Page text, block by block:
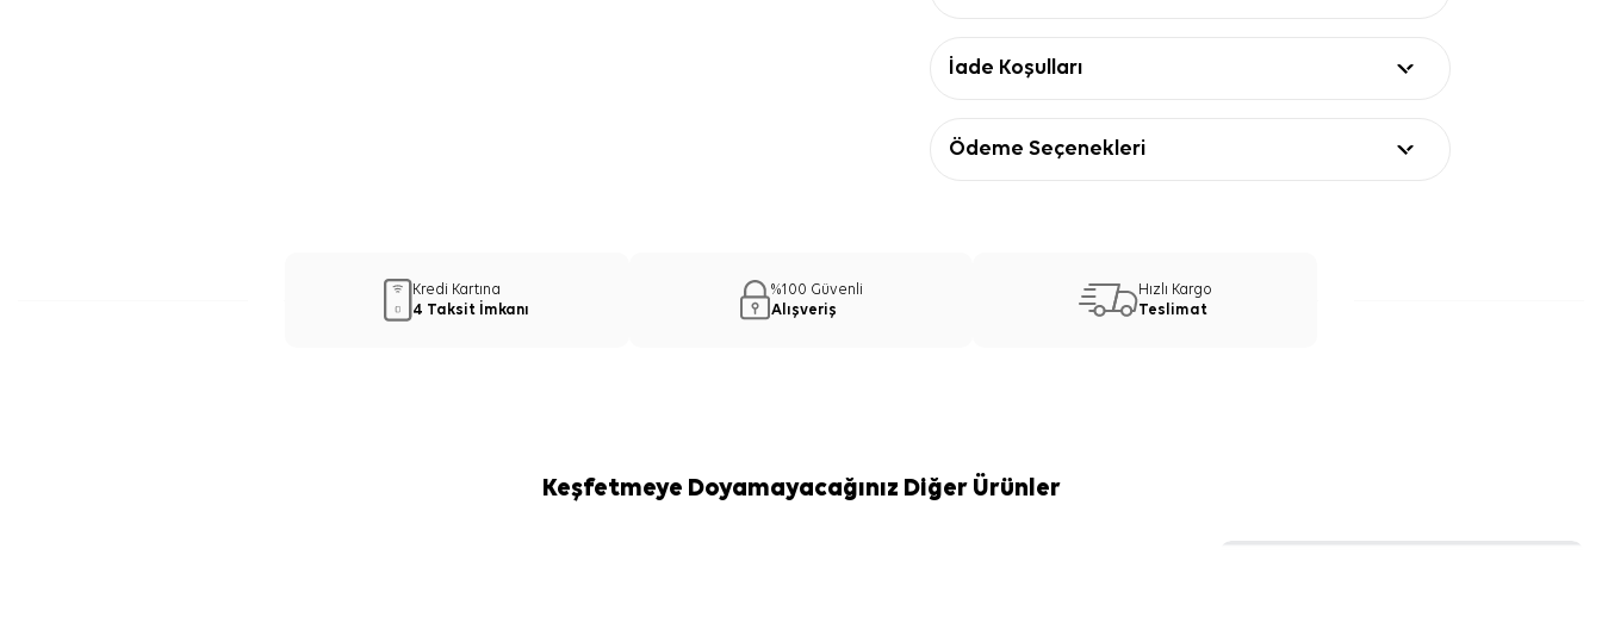
İade Koşulları
Ödeme Seçenekleri
Kredi Kartına
4 Taksit İmkanı
%100 Güvenli
Alışveriş
Hızlı Kargo
Teslimat
Keşfetmeye Doyamayacağınız Diğer Ürünler